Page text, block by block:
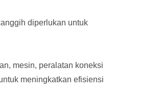
diperlukan untuk
mesin, peralatan koneksi
meningkatkan efisiensi